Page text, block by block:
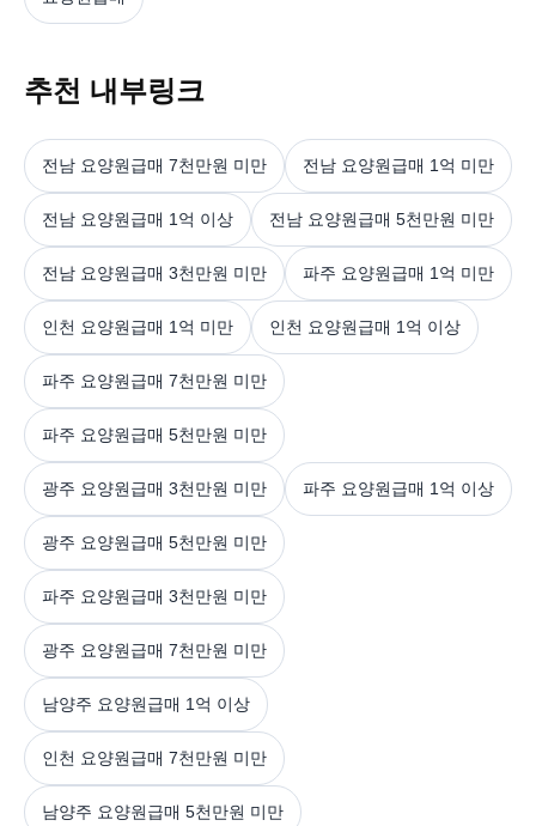
추천 내부링크
전남 요양원급매 7천만원 미만 전남 요양원급매 1억 미만
전남 요양원급매 1억 이상 전남 요양원급매 5천만원 미만
전남 요양원급매 3천만원 미만 파주 요양원급매 1억 미만
인천 요양원급매 1억 미만 인천 요양원급매 1억 이상
파주 요양원급매 7천만원 미만
파주 요양원급매 5천만원 미만
광주 요양원급매 3천만원 미만 파주 요양원급매 1억 이상
광주 요양원급매 5천만원 미만
파주 요양원급매 3천만원 미만
광주 요양원급매 7천만원 미만
남양주 요양원급매 1억 이상
인천 요양원급매 7천만원 미만
남양주 요양원급매 5천만원 미만